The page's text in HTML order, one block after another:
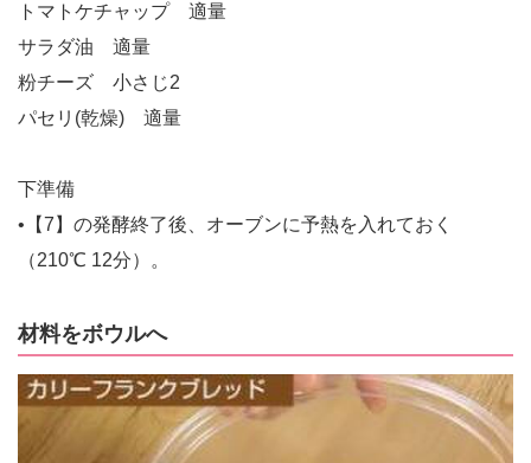
トマトケチャップ 適量
サラダ油 適量
粉チーズ 小さじ2
パセリ(乾燥) 適量
下準備
•【7】の発酵終了後、オーブンに予熱を入れておく
（210℃ 12分）。
材料をボウルへ